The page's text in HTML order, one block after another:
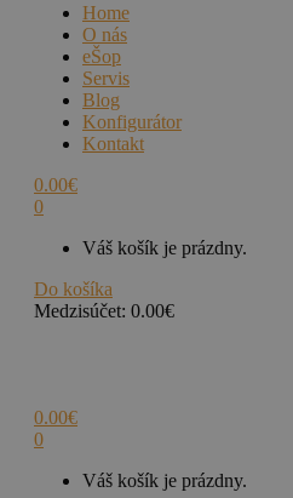
Home
O nás
eŠop
Servis
Blog
Konfigurátor
Kontakt
0.00€
0
Váš košík je prázdny.
Do košíka
Medzisúčet: 0.00€
0.00€
0
Váš košík je prázdny.